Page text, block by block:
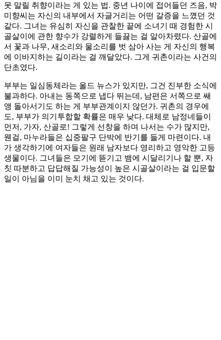
못 말릴 취향이라는 게 있는 법. 중년 나이에 접어들던 즈음, 박
미향씨는 자신의 내부에서 자글거리는 어떤 갈증을 느꼈던 것
같다. 그녀는 유심히 자신을 관찰한 끝에 소녀기 때 경험한 시
골살이에 관한 향수가 강렬하게 들끓는 걸 알아차렸다. 산골에
서 꽃과 나무, 새소리와 물소리를 벗 삼아 사는 게 자신의 행복
에 이바지하는 길이라는 걸 깨달았다. 그게 귀촌이라는 사건의
단초였다.
부부는 일심동체라는 올드 뉴스가 있지만, 그건 진부한 소식에
불과하다. 아내는 동쪽으로 냅다 뛰는데, 남편은 서쪽으로 쌔
앵 돌아서기도 하는 게 부부관계이지 않던가. 귀촌의 경우에
도, 부부가 의기투합할 확률은 매우 낮다. 대체로 남정네들이
먼저, 가자, 산골로! 그렇게 선창을 하며 나서는 수가 많지만,
웬걸, 마누라들은 십중팔구 단박에 반기를 들게 마련이다. 내
가 생각하기에 여자들은 원래 남자보다 영리하고 영악한 고등
생물이다. 그녀들은 모기에 뜯기고 뱀에 시달리기나 할 뿐, 자
칫 따분하고 답답해질 가능성이 높은 시골살이라는 걸 입문할
일이 아님을 이미 눈치 채고 있는 것이다.